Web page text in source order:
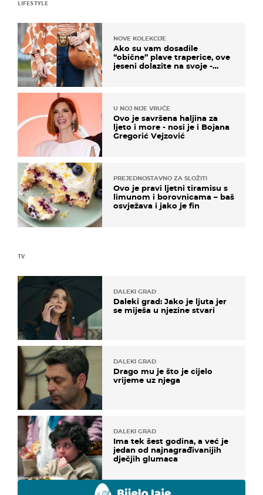
TV
DALEKI GRAD
Daleki grad: Jako je ljuta jer
se miješa u njezine stvari
DALEKI GRAD
Drago mu je što je cijelo
vrijeme uz njega
DALEKI GRAD
Ima tek šest godina, a već je
jedan od najnagrađivanijih
dječjih glumaca
LIFESTYLE
NOVE KOLEKCIJE
Ako su vam dosadile
“obične” plave traperice, ove
jeseni dolazite na svoje -
U NOJ NIJE VRUĆE
Ovo je savršena haljina za
ljeto i more - nosi je i Bojana
Gregorić Vejzović
PREJEDNOSTAVNO ZA SLOŽITI
Ovo je pravi ljetni tiramisu s
limunom i borovnicama – baš
osvježava i jako je fin